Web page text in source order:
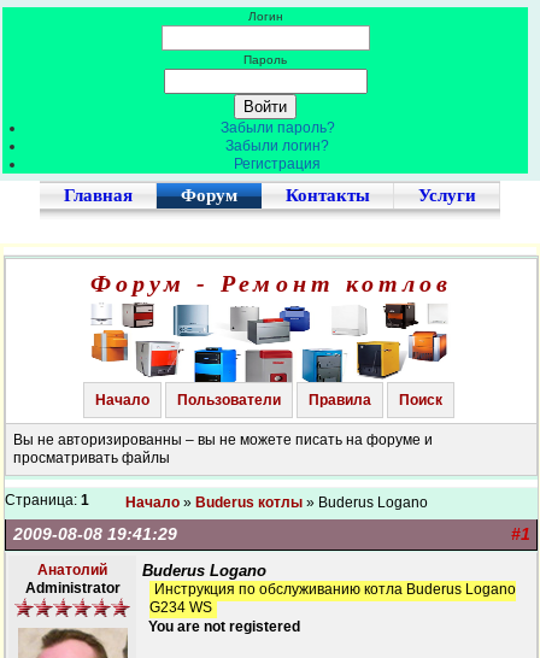
Логин
Пароль
Забыли пароль?
Забыли логин?
Регистрация
Главная Форум Контакты Услуги
Форум - Ремонт котлов
Начало Пользователи Правила Поиск
Вы не авторизированны – вы не можете писать на форуме и
просматривать файлы
Страница: 1 Начало » Buderus котлы » Buderus Logano
#1
2009-08-08 19:41:29
Анатолий
Administrator
Buderus Logano
Инструкция по обслуживанию котла Buderus Logano
G234 WS
You are not registered